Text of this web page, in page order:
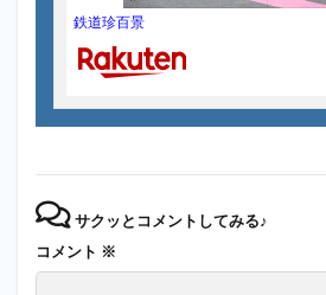
鉄道珍百景
サクッとコメントしてみる♪
コメント ※